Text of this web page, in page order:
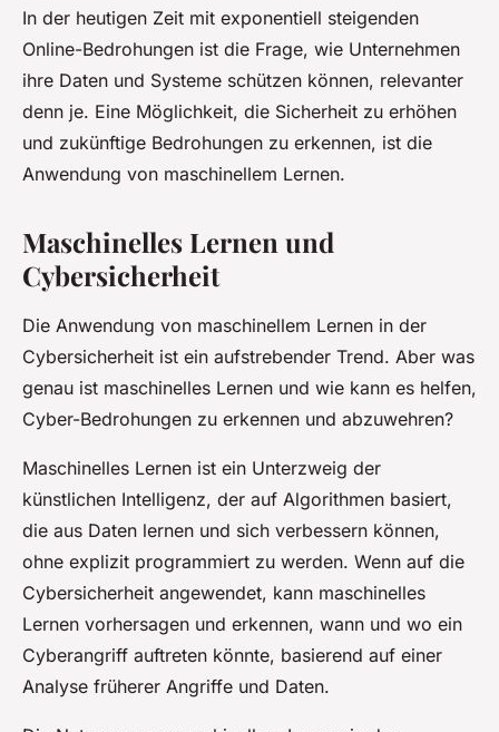
Kann die Anwendung von
maschinellem Lernen die
Vorhersagegenauigkeit von
Cyberangriffen verbessern?
Éléna•29. Oktober 2024•5 min de lecture
In der heutigen Zeit mit exponentiell steigenden
Online-Bedrohungen ist die Frage, wie Unternehmen
ihre Daten und Systeme schützen können, relevanter
denn je. Eine Möglichkeit, die Sicherheit zu erhöhen
und zukünftige Bedrohungen zu erkennen, ist die
Anwendung von maschinellem Lernen.
Maschinelles Lernen und
Cybersicherheit
Die Anwendung von maschinellem Lernen in der
Cybersicherheit ist ein aufstrebender Trend. Aber was
genau ist maschinelles Lernen und wie kann es helfen,
Cyber-Bedrohungen zu erkennen und abzuwehren?
Maschinelles Lernen ist ein Unterzweig der
künstlichen Intelligenz, der auf Algorithmen basiert,
die aus Daten lernen und sich verbessern können,
ohne explizit programmiert zu werden. Wenn auf die
Cybersicherheit angewendet, kann maschinelles
Lernen vorhersagen und erkennen, wann und wo ein
Cyberangriff auftreten könnte, basierend auf einer
Analyse früherer Angriffe und Daten.